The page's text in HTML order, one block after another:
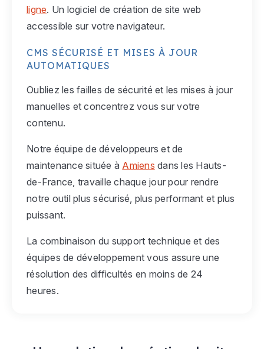
ligne. Un logiciel de création de site web
accessible sur votre navigateur.
CMS SÉCURISÉ ET MISES À JOUR
AUTOMATIQUES
Oubliez les failles de sécurité et les mises à jour
manuelles et concentrez vous sur votre
contenu.
Notre équipe de développeurs et de
maintenance située à Amiens dans les Hauts-
de-France, travaille chaque jour pour rendre
notre outil plus sécurisé, plus performant et plus
puissant.
La combinaison du support technique et des
équipes de développement vous assure une
résolution des difficultés en moins de 24
heures.